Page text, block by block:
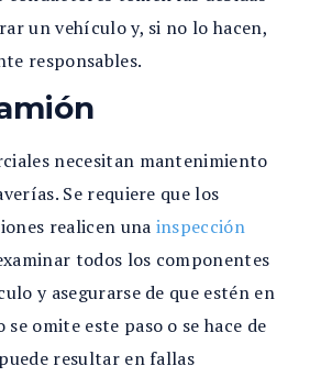
un vehículo y, si no lo hacen,
responsables.
necesitan mantenimiento
Se requiere que los
realicen una inspección
todos los componentes
y asegurarse de que estén en
se omite este paso o se hace de
resultar en fallas